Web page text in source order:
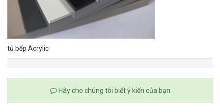
tủ bếp Acrylic
Hãy cho chúng tôi biết ý kiến của bạn